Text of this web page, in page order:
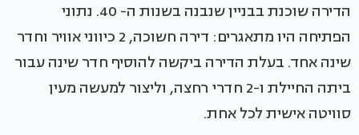
הדירה שוכנת בבניין שנבנה בשנות ה- 40. נתוני
הפתיחה היו מתאגרים: דירה חשוכה, 2 כיווני אוויר וחדר
שינה אחד. בעלת הדירה ביקשה להוסיף חדר שינה עבור
ביתה החיילת ו-2 חדרי רחצה, וליצור למעשה מעין
סוויטה אישית לכל אחת.